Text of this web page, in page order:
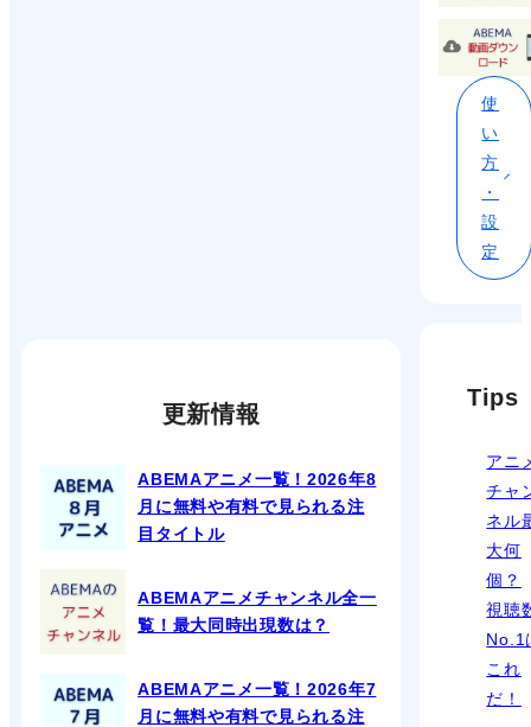
使
い
方
・
設
定
更新情報
ABEMAアニメ一覧！2026年8
月に無料や有料で見られる注
目タイトル
ABEMAアニメチャンネル全一
覧！最大同時出現数は？
ABEMAアニメ一覧！2026年7
月に無料や有料で見られる注
Tips
アニ
チャ
ネル
大何
個？
視聴
No.1
これ
だ！